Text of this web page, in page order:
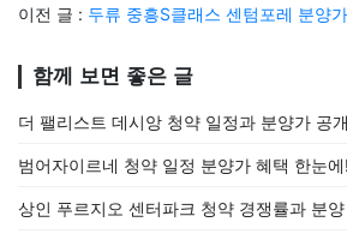
이전 글 : 두류 중흥S클래스 센텀포레 분양
함께 보면 좋은 글
더 팰리스트 데시앙 청약 일정과 분양가 공
범어자이르네 청약 일정 분양가 혜택 한눈에!
상인 푸르지오 센터파크 청약 경쟁률과 분